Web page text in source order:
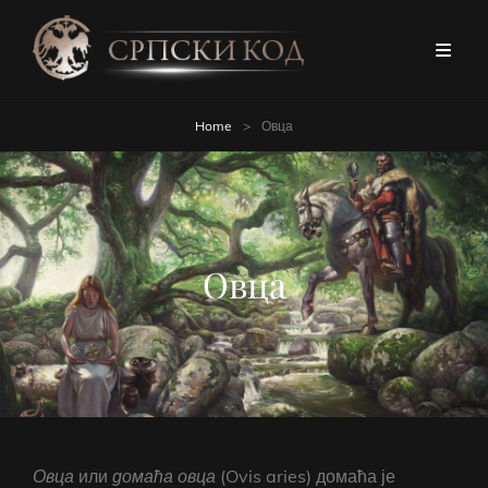
Home > Овца
Овца
Овца или домаћа овца (Ovis aries) домаћа је